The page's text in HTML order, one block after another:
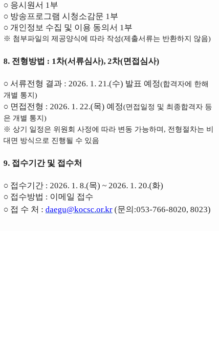
○ 응시원서 1부
○ 방송프로그램 시청소감문 1부
○ 개인정보 수집 및 이용 동의서 1부
※ 첨부파일의 제공양식에 따라 작성(제출서류는 반환하지 않음)
8. 전형방법 : 1차(서류심사), 2차(면접심사)
○ 서류전형 결과 : 2026. 1. 21.(수) 발표 예정(합격자에 한해
개별 통지)
○ 면접전형 : 2026. 1. 22.(목) 예정(면접일정 및 최종합격자 등
은 개별 통지)
※ 상기 일정은 위원회 사정에 따라 변동 가능하며, 전형절차는 비
대면 방식으로 진행될 수 있음
9. 접수기간 및 접수처
○ 접수기간 : 2026. 1. 8.(목) ~ 2026. 1. 20.(화)
○ 접수방법 : 이메일 접수
○ 접 수 처 : daegu@kocsc.or.kr (문의:053-766-8020, 8023)